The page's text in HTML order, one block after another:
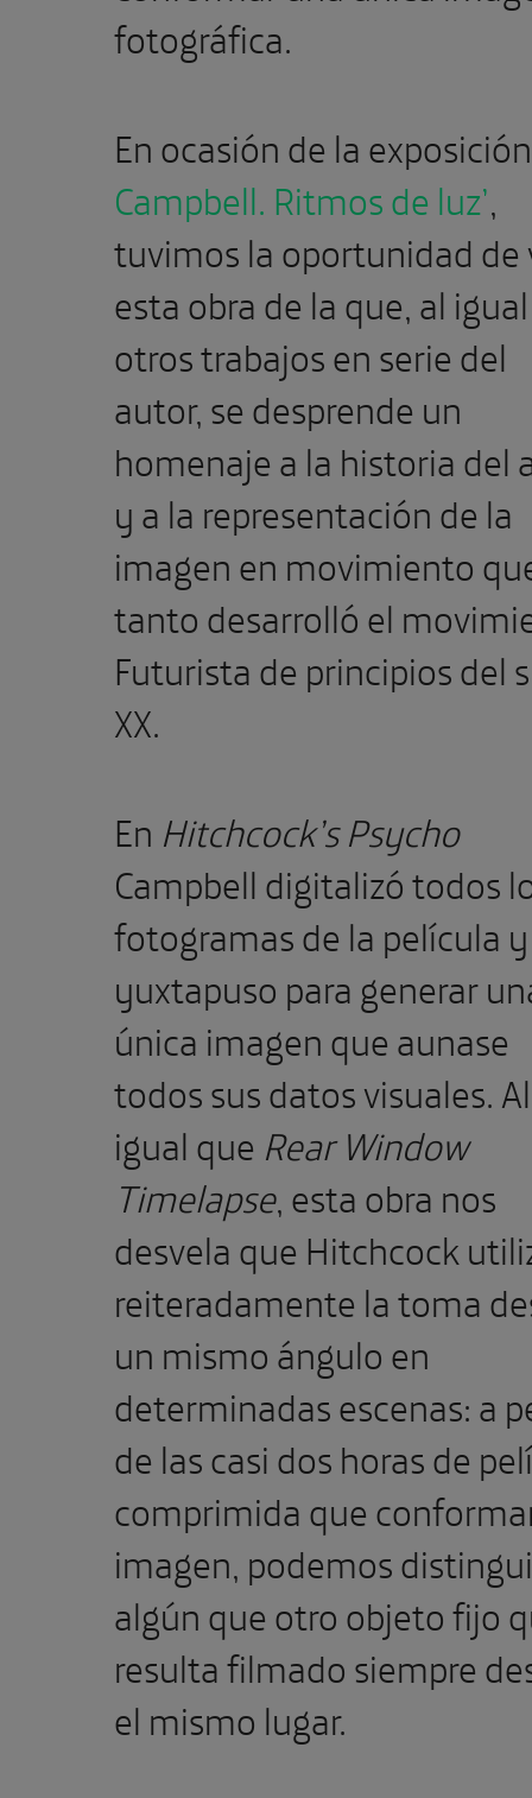
fotográfica.
En ocasión de la
Campbell. Ritmos de luz’,
tuvimos la oportunidad de
esta obra de la que, al
otros trabajos en serie del
autor, se desprende un
homenaje a la historia del
y a la representación de la
imagen en movimiento
tanto desarrolló el
Futurista de principios del
XX.
En Hitchcock’s Psycho
Campbell digitalizó todos
fotogramas de la película
yuxtapuso para generar
única imagen que aunase
todos sus datos visuales. Al
igual que Rear Window
Timelapse, esta obra nos
desvela que Hitchcock
reiteradamente la toma
un mismo ángulo en
determinadas escenas: a
de las casi dos horas de
comprimida que
imagen, podemos
algún que otro objeto fijo
resulta filmado siempre
el mismo lugar.